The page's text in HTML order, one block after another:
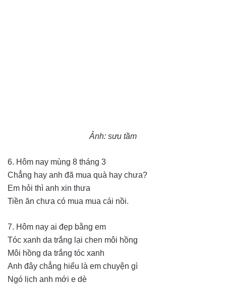
Ảnh: sưu tầm
6. Hôm nay mùng 8 tháng 3
Chẳng hay anh đã mua quà hay chưa?
Em hỏi thì anh xin thưa
Tiền ăn chưa có mua mua cái nồi.
7. Hôm nay ai đẹp bằng em
Tóc xanh da trắng lại chen môi hồng
Môi hồng da trắng tóc xanh
Anh đây chẳng hiểu là em chuyện gì
Ngó lịch anh mới e dè